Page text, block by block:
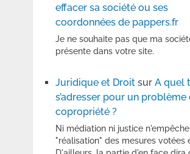
effacer sa société ou ses
coordonnées de pappers.fr
Je ne souhaite pas que ma
présente dans votre site.
Juridique et Droitsur A quel
s’adresser pour un problème
copropriété ?
Ni médiation ni justice
"réalisation" des mesures votées